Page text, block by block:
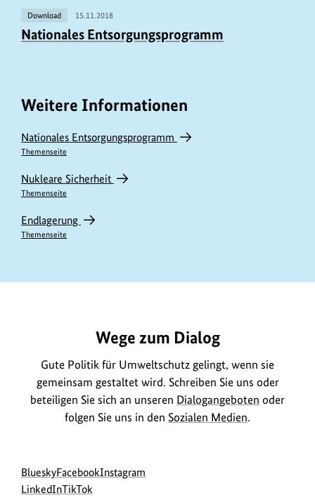
Download 15.11.2018
Nationales Entsorgungsprogramm
Weitere Informationen
Nationales Entsorgungsprogramm
Themenseite
Nukleare Sicherheit
Themenseite
Endlagerung
Themenseite
Wege zum Dialog
Gute Politik für Umweltschutz gelingt, wenn sie
gemeinsam gestaltet wird. Schreiben Sie uns oder
beteiligen Sie sich an unseren Dialogangeboten oder
folgen Sie uns in den Sozialen Medien.
Social
Media
Blueskyzur
Bluesky-
Facebookzur
Instagram
LinkedInzur
zur
TikTok